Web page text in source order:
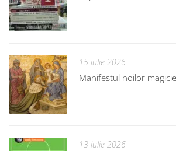
15 iulie 2026
Manifestul noilor
13 iulie 2026